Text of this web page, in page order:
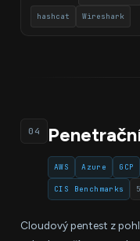
hashcat Wireshark
04
AWS Azure GCP
CIS Benchmarks
Cloudový pentest z